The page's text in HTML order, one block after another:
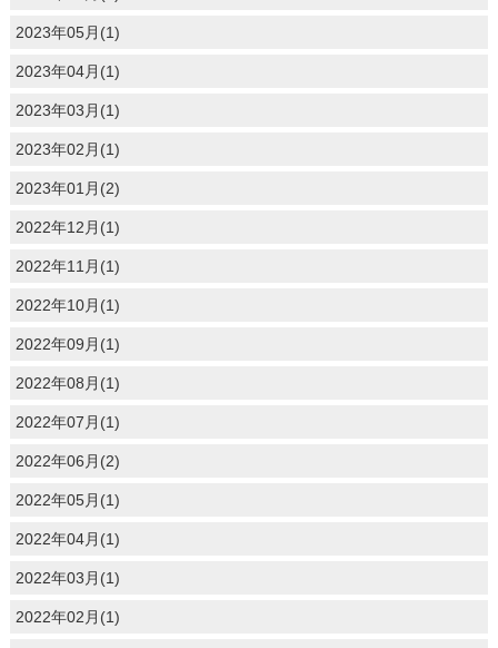
2023年05月(1)
2023年04月(1)
2023年03月(1)
2023年02月(1)
2023年01月(2)
2022年12月(1)
2022年11月(1)
2022年10月(1)
2022年09月(1)
2022年08月(1)
2022年07月(1)
2022年06月(2)
2022年05月(1)
2022年04月(1)
2022年03月(1)
2022年02月(1)